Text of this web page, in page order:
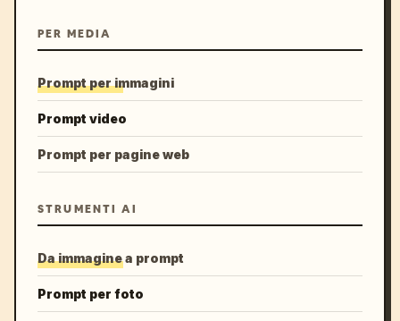
PER MEDIA
Prompt per immagini
Prompt video
Prompt per pagine web
STRUMENTI AI
Da immagine a prompt
Prompt per foto